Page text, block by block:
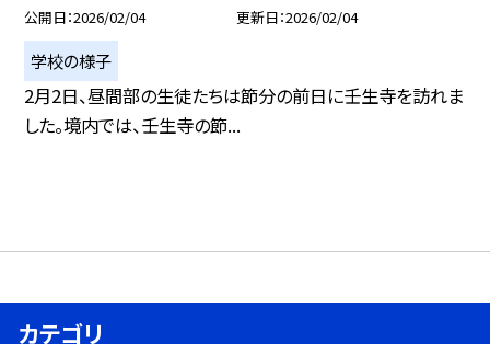
公開日 2026/02/04 更新日 2026/02/04
学校の様子
2月2日、昼間部の生徒たちは節分の前日に壬生寺を訪れま
した。境内では、壬生寺の節...
カテゴリ